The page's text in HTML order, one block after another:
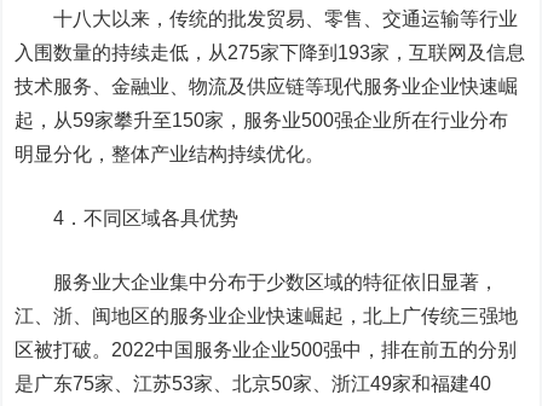
十八大以来，传统的批发贸易、零售、交通运输等行业
入围数量的持续走低，从275家下降到193家，互联网及信息
技术服务、金融业、物流及供应链等现代服务业企业快速崛
起，从59家攀升至150家，服务业500强企业所在行业分布
明显分化，整体产业结构持续优化。
4．不同区域各具优势
服务业大企业集中分布于少数区域的特征依旧显著，
江、浙、闽地区的服务业企业快速崛起，北上广传统三强地
区被打破。2022中国服务业企业500强中，排在前五的分别
是广东75家、江苏53家、北京50家、浙江49家和福建40